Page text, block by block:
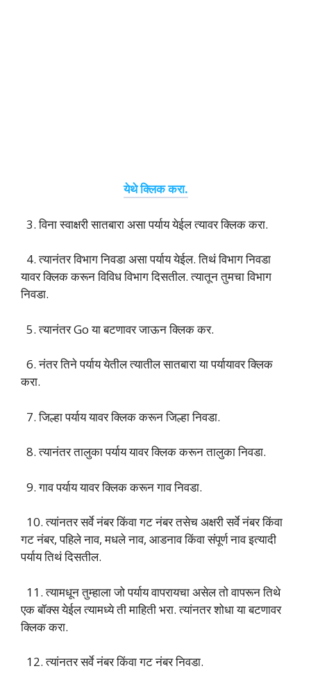
येथे क्लिक करा.
3. विना स्वाक्षरी सातबारा असा पर्याय येईल त्यावर क्लिक करा.
4. त्यानंतर विभाग निवडा असा पर्याय येईल. तिथं विभाग निवडा
यावर क्लिक करून विविध विभाग दिसतील. त्यातून तुमचा विभाग
निवडा.
5. त्यानंतर Go या बटणावर जाऊन क्लिक कर.
6. नंतर तिने पर्याय येतील त्यातील सातबारा या पर्यायावर क्लिक
करा.
7. जिल्हा पर्याय यावर क्लिक करून जिल्हा निवडा.
8. त्यानंतर तालुका पर्याय यावर क्लिक करून तालुका निवडा.
9. गाव पर्याय यावर क्लिक करून गाव निवडा.
10. त्यांनतर सर्वे नंबर किंवा गट नंबर तसेच अक्षरी सर्वे नंबर किंवा
गट नंबर, पहिले नाव, मधले नाव, आडनाव किंवा संपूर्ण नाव इत्यादी
पर्याय तिथं दिसतील.
11. त्यामधून तुम्हाला जो पर्याय वापरायचा असेल तो वापरून तिथे
एक बॉक्स येईल त्यामध्ये ती माहिती भरा. त्यांनतर शोधा या बटणावर
क्लिक करा.
12. त्यांनतर सर्वे नंबर किंवा गट नंबर निवडा.